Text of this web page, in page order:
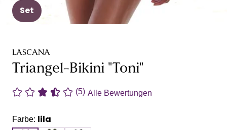
Set
LASCANA
Triangel-Bikini "Toni"
(5) Alle Bewertungen
Farbe: lila